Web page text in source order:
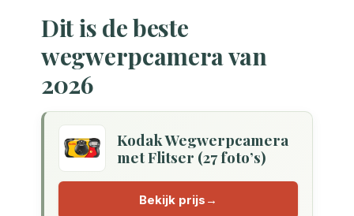
Dit is de beste
wegwerpcamera van
2026
Kodak Wegwerpcamera
met Flitser (27 foto’s)
Bekijk prijs